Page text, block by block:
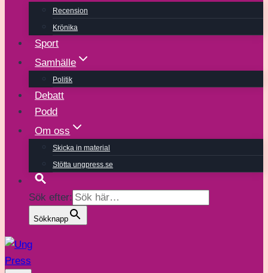
Recension
Krönika
Sport
Samhälle
Politik
Debatt
Podd
Om oss
Skicka in material
Stötta ungpress.se
Sök efter:
Sökknapp